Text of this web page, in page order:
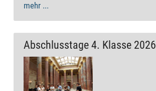
mehr ...
Abschlusstage 4. Klasse 2026